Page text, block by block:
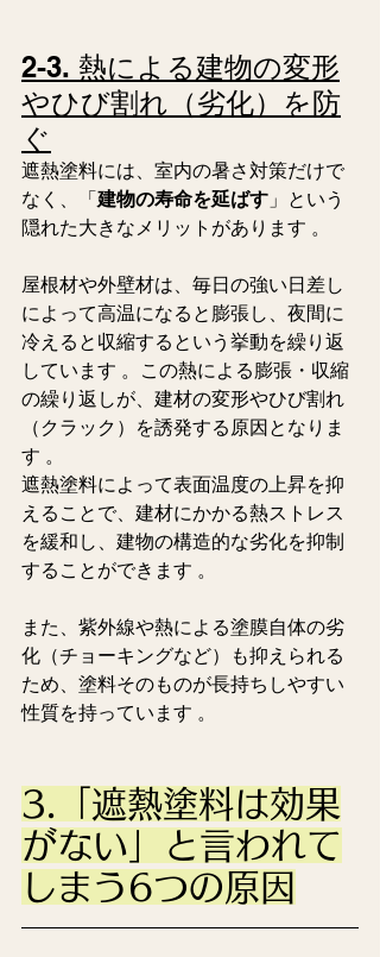
2-3. 熱による建物の変形
やひび割れ（劣化）を防
ぐ
遮熱塗料には、室内の暑さ対策だけで
なく、「建物の寿命を延ばす 」という
隠れた大きなメリットがあります 。
屋根材や外壁材は、毎日の強い日差し
によって高温になると膨張し、夜間に
冷えると収縮するという挙動を繰り返
しています 。この熱による膨張・収縮
の繰り返しが、建材の変形やひび割れ
（クラック）を誘発する原因となりま
す 。
遮熱塗料によって表面温度の上昇を抑
えることで、建材にかかる熱ストレス
を緩和し、建物の構造的な劣化を抑制
することができます 。
また、紫外線や熱による塗膜自体の劣
化（チョーキングなど）も抑えられる
ため、塗料そのものが長持ちしやすい
性質を持っています 。
3.「遮熱塗料は効果
がない」と言われて
しまう6つの原因